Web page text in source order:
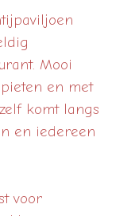
Mooi
en met
komt langs
en iedereen
voor